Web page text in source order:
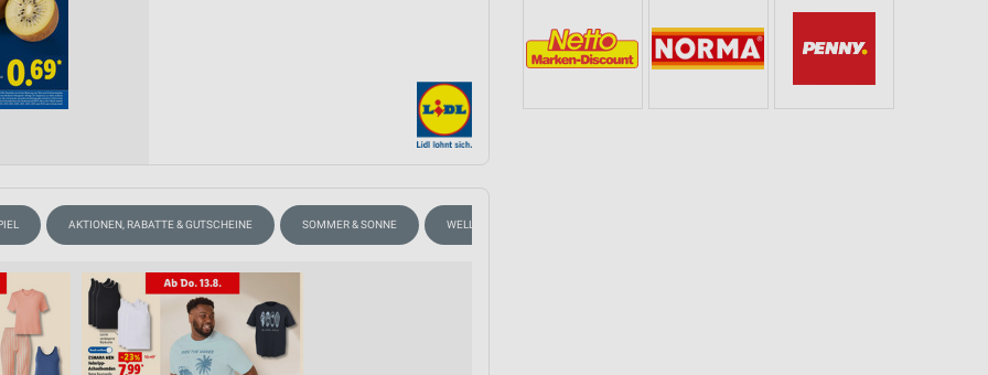
AKTIONEN, RABATTE & GUTSCHEINE SOMMER & SONNE WELLNESS FÜR ZUHAUSE